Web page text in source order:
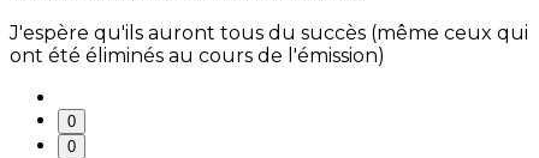
J'espère qu'ils auront tous du succès (même ceux qui
ont été éliminés au cours de l'émission)
0
0